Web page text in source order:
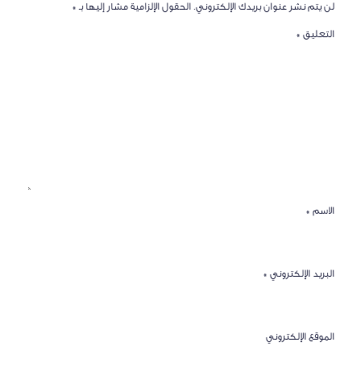
لن يتم نشر عنوان بريدك الإلكتروني. الحقول الإلزامية مشار إليها بـ *
التعليق *
الاسم *
البريد الإلكتروني *
الموقع الإلكتروني